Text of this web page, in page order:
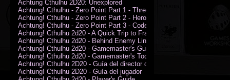
Achtung Cthulhu 2D20: Unexplored
Achtung! Cthulhu - Zero Point Part 1 - Three Kings
Achtung! Cthulhu - Zero Point Part 2 - Heroes of the Sea
Achtung! Cthulhu - Zero Point Part 3 - Code of Honour (PDF)
Achtung! Cthulhu 2d20 - A Quick Trip to France (PDF)
Achtung! Cthulhu 2d20 - Behind Enemy Lines
Achtung! Cthulhu 2d20 - Gamemaster's Guide
Achtung! Cthulhu 2d20 - Gamemaster's Toolkit
Achtung! Cthulhu 2D20 - Guía del director de juego
Achtung! Cthulhu 2D20 - Guía del jugador